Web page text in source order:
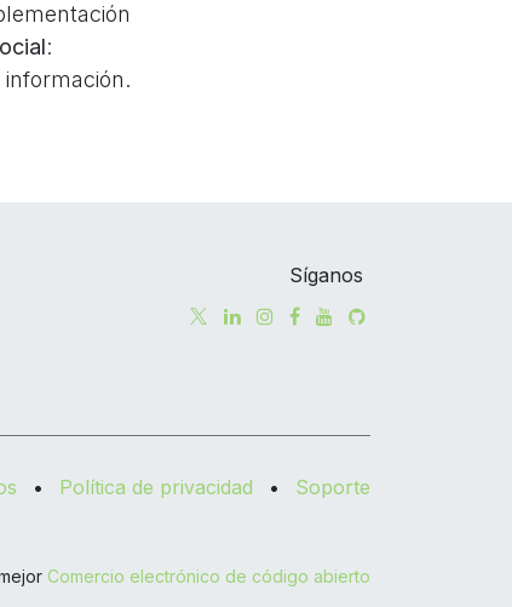
:
Síganos
• Política de privacidad • Soporte
Comercio electrónico de código abierto